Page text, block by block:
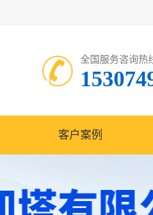
全国服务咨询热
客户案例